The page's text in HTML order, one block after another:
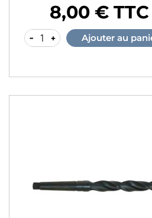
8,00 € TTC
- + Ajouter au